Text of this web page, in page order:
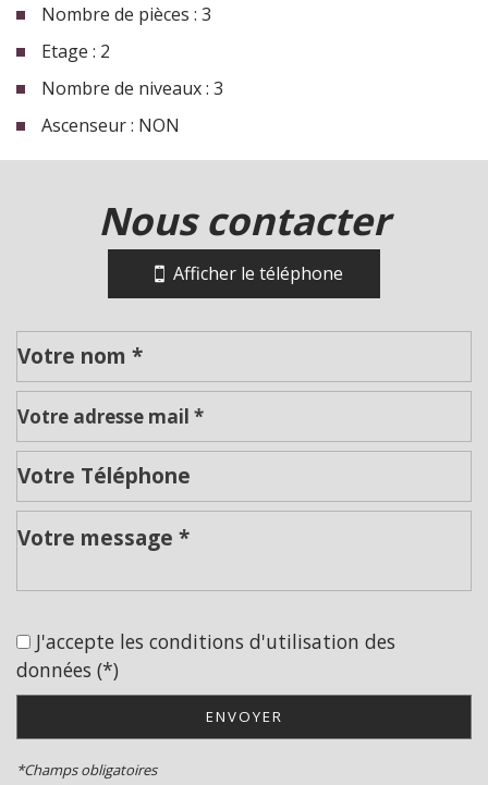
Nombre de pièces : 3
Etage : 2
Nombre de niveaux : 3
Ascenseur : NON
la ville de roanne (42300)
École primaire
Lycée
Bureau de poste
nous contacter
Afficher le téléphone
J'accepte les conditions d'utilisation des
données (*)
ENVOYER
*Champs obligatoires